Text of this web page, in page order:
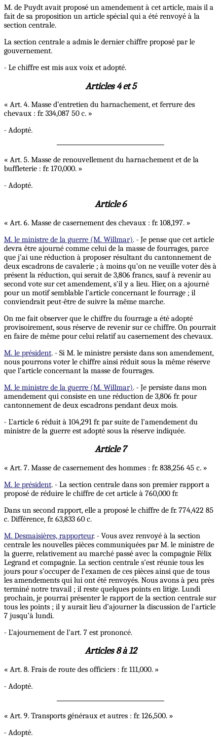
M. de Puydt avait proposé un amendement à cet article, mais il a
fait de sa proposition un article spécial qui a été renvoyé à la
section centrale.
La section centrale a admis le dernier chiffre proposé par le
gouvernement.
- Le chiffre est mis aux voix et adopté.
Articles 4 et 5
« Art. 4. Masse d’entretien du harnachement, et ferrure des
chevaux : fr. 334,087 50 c. »
- Adopté.
« Art. 5. Masse de renouvellement du harnachement et de la
buffleterie : fr. 170,000. »
- Adopté.
Article 6
« Art. 6. Masse de casernement des chevaux : fr. 108,197. »
M. le ministre de la guerre (M. Willmar). - Je pense que cet article
devra être ajourné comme celui de la masse de fourrages, parce
que j’ai une réduction à proposer résultant du cantonnement de
deux escadrons de cavalerie ; à moins qu’on ne veuille voter dès à
présent la réduction, qui serait de 3,806 francs, sauf à revenir au
second vote sur cet amendement, s’il y a lieu. Hier, on a ajourné
pour un motif semblable l’article concernant le fourrage ; il
conviendrait peut-être de suivre la même marche.
On me fait observer que le chiffre du fourrage a été adopté
provisoirement, sous réserve de revenir sur ce chiffre. On pourrait
en faire de même pour celui relatif au casernement des chevaux.
M. le président. - Si M. le ministre persiste dans son amendement,
nous pourrons voter le chiffre ainsi réduit sous la même réserve
que l’article concernant la masse de fourrages.
M. le ministre de la guerre (M. Willmar). - Je persiste dans mon
amendement qui consiste en une réduction de 3,806 fr. pour
cantonnement de deux escadrons pendant deux mois.
- L’article 6 réduit à 104,291 fr. par suite de l’amendement du
ministre de la guerre est adopté sous la réserve indiquée.
Article 7
« Art. 7. Masse de casernement des hommes : fr. 838,256 45 c. »
M. le président. - La section centrale dans son premier rapport a
proposé de réduire le chiffre de cet article à 760,000 fr.
Dans un second rapport, elle a proposé le chiffre de fr. 774,422 85
c. Différence, fr. 63,833 60 c.
M. Desmaisières, rapporteur. - Vous avez renvoyé à la section
centrale les nouvelles pièces communiquées par M. le ministre de
la guerre, relativement au marché passé avec la compagnie Félix
Legrand et compagnie. La section centrale s’est réunie tous les
jours pour s’occuper de l’examen de ces pièces ainsi que de tous
les amendements qui lui ont été renvoyés. Nous avons à peu près
terminé notre travail ; il reste quelques points en litige. Lundi
prochain, je pourrai présenter le rapport de la section centrale sur
tous les points ; il y aurait lieu d’ajourner la discussion de l’article
7 jusqu’à lundi.
- L’ajournement de l’art. 7 est prononcé.
Articles 8 à 12
« Art. 8. Frais de route des officiers : fr. 111,000. »
- Adopté.
« Art. 9. Transports généraux et autres : fr. 126,500. »
- Adopté.